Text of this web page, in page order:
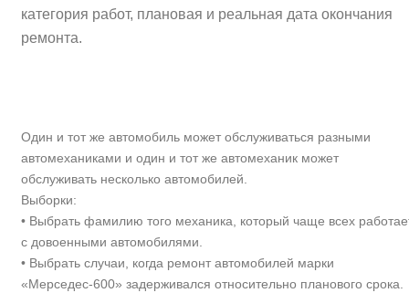
категория работ, плановая и реальная дата окончания
ремонта.
Один и тот же автомобиль может обслуживаться разными
автомеханиками и один и тот же автомеханик может
обслуживать несколько автомобилей.
Выборки:
• Выбрать фамилию того механика, который чаще всех
с довоенными автомобилями.
• Выбрать случаи, когда ремонт автомобилей марки
«Мерседес-600» задерживался относительно планового срока.